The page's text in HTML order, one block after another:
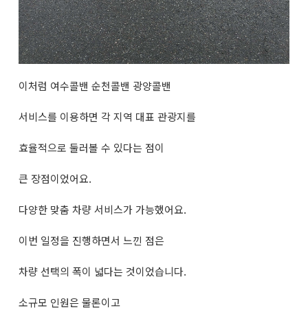
이처럼 여수콜밴 순천콜밴 광양콜밴
서비스를 이용하면 각 지역 대표 관광지를
효율적으로 둘러볼 수 있다는 점이
큰 장점이었어요.
다양한 맞춤 차량 서비스가 가능했어요.
이번 일정을 진행하면서 느낀 점은
차량 선택의 폭이 넓다는 것이었습니다.
소규모 인원은 물론이고